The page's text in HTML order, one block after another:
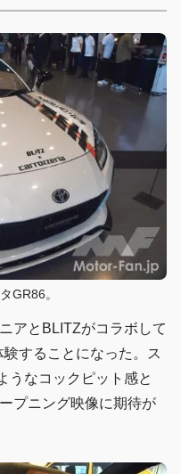
GR86。
アとBLITZがコラボして
することになった。ス
うなコックピット感と
プニング映像に期待が